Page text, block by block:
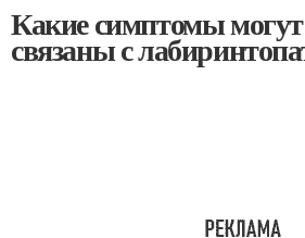
Какие симптомы
связаны с